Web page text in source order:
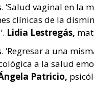
‘Salud vaginal en la
clínicas de la
Lidia Lestregás,
‘Regresar a una
a la salud
Patricio,